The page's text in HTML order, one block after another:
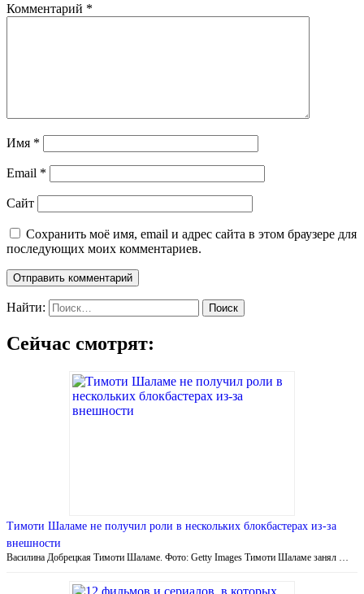
Комментарий *
Имя *
Email *
Сайт
Сохранить моё имя, email и адрес сайта в этом браузере для
последующих моих комментариев.
Найти:
Сейчас смотрят:
Тимоти Шаламе не получил роли в нескольких блокбастерах из-за
внешности
Василина Добрецкая Тимоти Шаламе. Фото: Getty Images Тимоти Шаламе занял …